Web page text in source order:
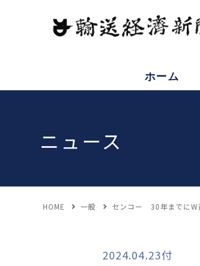
ホーム
ニュース
HOME 一般 センコー 30年までに
2024.04.23付